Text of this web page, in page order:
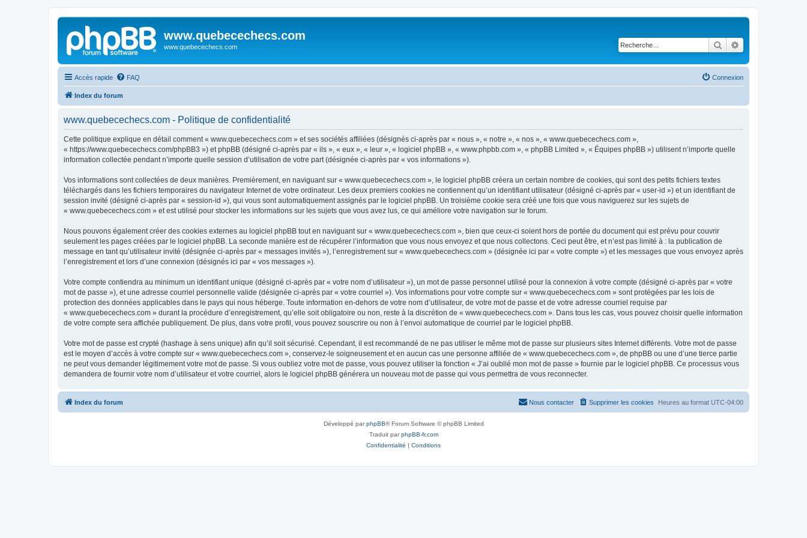
www.quebecechecs.com
www.quebecechecs.com Rechercher
Accès rapide FAQ Connexion
Index du forum
www.quebecechecs.com - Politique de confidentialité
Cette politique explique en détail comment « www.quebecechecs.com » et ses sociétés affiliées (désignés ci-après par « nous », « notre », « nos », « www.quebecechecs.com »,
« https://www.quebecechecs.com/phpBB3 ») et phpBB (désigné ci-après par « ils », « eux », « leur », « logiciel phpBB », « www.phpbb.com », « phpBB Limited », « Équipes phpBB ») utilisent n’importe quelle
information collectée pendant n’importe quelle session d’utilisation de votre part (désignée ci-après par « vos informations »).
Vos informations sont collectées de deux manières. Premièrement, en naviguant sur « www.quebecechecs.com », le logiciel phpBB créera un certain nombre de cookies, qui sont des petits fichiers textes
téléchargés dans les fichiers temporaires du navigateur Internet de votre ordinateur. Les deux premiers cookies ne contiennent qu’un identifiant utilisateur (désigné ci-après par « user-id ») et un identifiant de
session invité (désigné ci-après par « session-id »), qui vous sont automatiquement assignés par le logiciel phpBB. Un troisième cookie sera créé une fois que vous naviguerez sur les sujets de
« www.quebecechecs.com » et est utilisé pour stocker les informations sur les sujets que vous avez lus, ce qui améliore votre navigation sur le forum.
Nous pouvons également créer des cookies externes au logiciel phpBB tout en naviguant sur « www.quebecechecs.com », bien que ceux-ci soient hors de portée du document qui est prévu pour couvrir
seulement les pages créées par le logiciel phpBB. La seconde manière est de récupérer l’information que vous nous envoyez et que nous collectons. Ceci peut être, et n’est pas limité à : la publication de
message en tant qu’utilisateur invité (désignée ci-après par « messages invités »), l’enregistrement sur « www.quebecechecs.com » (désignée ici par « votre compte ») et les messages que vous envoyez après
l’enregistrement et lors d’une connexion (désignés ici par « vos messages »).
Votre compte contiendra au minimum un identifiant unique (désigné ci-après par « votre nom d’utilisateur »), un mot de passe personnel utilisé pour la connexion à votre compte (désigné ci-après par « votre
mot de passe »), et une adresse courriel personnelle valide (désignée ci-après par « votre courriel »). Vos informations pour votre compte sur « www.quebecechecs.com » sont protégées par les lois de
protection des données applicables dans le pays qui nous héberge. Toute information en-dehors de votre nom d’utilisateur, de votre mot de passe et de votre adresse courriel requise par
« www.quebecechecs.com » durant la procédure d’enregistrement, qu’elle soit obligatoire ou non, reste à la discrétion de « www.quebecechecs.com ». Dans tous les cas, vous pouvez choisir quelle information
de votre compte sera affichée publiquement. De plus, dans votre profil, vous pouvez souscrire ou non à l’envoi automatique de courriel par le logiciel phpBB.
Votre mot de passe est crypté (hashage à sens unique) afin qu’il soit sécurisé. Cependant, il est recommandé de ne pas utiliser le même mot de passe sur plusieurs sites Internet différents. Votre mot de passe
est le moyen d’accès à votre compte sur « www.quebecechecs.com », conservez-le soigneusement et en aucun cas une personne affiliée de « www.quebecechecs.com », de phpBB ou une d’une tierce partie
ne peut vous demander légitimement votre mot de passe. Si vous oubliez votre mot de passe, vous pouvez utiliser la fonction « J’ai oublié mon mot de passe » fournie par le logiciel phpBB. Ce processus vous
demandera de fournir votre nom d’utilisateur et votre courriel, alors le logiciel phpBB générera un nouveau mot de passe qui vous permettra de vous reconnecter.
Index du forum Heures au format UTC-04:00
Supprimer les cookies
Nous contacter
Développé parphpBB® Forum Software © phpBB Limited
Traduit parphpBB-fr.com
Confidentialité | Conditions